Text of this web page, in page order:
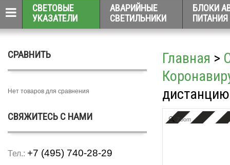
СВЕТОВЫЕ
УКАЗАТЕЛИ
АВАРИЙНЫЕ
СВЕТИЛЬНИКИ
БЛОКИ
ПИТАНИЯ
СРАВНИТЬ
Нет товаров для сравнения
СВЯЖИТЕСЬ С НАМИ
Тел.: +7 (495) 740-28-29
Главная >
Zoom